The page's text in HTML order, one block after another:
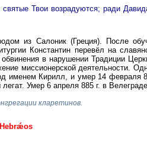
Твои возрадуются; ради
из Салоник (Греция). После
Константин перевёл на
в нарушении Традиции
миссионерской деятельности.
именем Кирилл, и умер 14 февраля
Умер 6 апреля 885 г. в
кларетинов.